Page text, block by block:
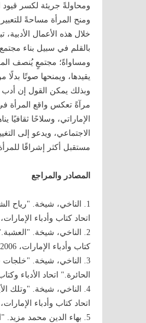
ومحاولةً جريئة لكسر قيود
ومنح المرأة مساحةً
خلال هذه الأعمال الأدبية،
بالقلم في سبيل بناء
ومساواةً؛ مجتمعٍ يُنصف
يقيدها، ويمنحها صوتًا
وبذلك يمكن القول إن
مرآةً تعكس واقع المرأة
الإماراتي، وسلاحًا ثقافيًا
الاجتماعي، ويدعو إلى
مستقبل أكثر إشراقًا
المصادر والمراجع
1. الناخي، شيخة. "رياح
اتحاد كتاب وأدباء الإمارات، 1999م.
2. الناخي، شيخة.
كتاب وأدباء الإمارات، 2006م.
3. الناخي، شيخة.
الحائرة." اتحاد الأدباء وكتاب
4. الناخي، شيخة. "وتلك
اتحاد كتاب وأدباء الإمارات، 2022م.
5. بهاء الدين محمد مزيد.